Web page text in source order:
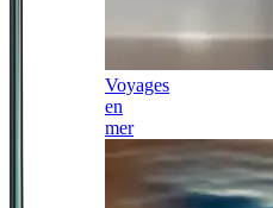
Voyages
en
mer